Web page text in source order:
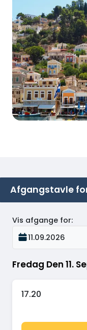
Afgangstavle
Fredag Den 11.
Vis afgange for:
11.09.2026
17.20